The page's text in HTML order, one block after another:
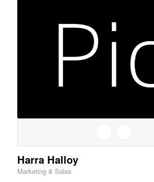
Harra Halloy
Marketing & Sales